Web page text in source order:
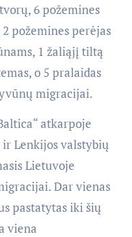
6 požemines
požemines perėjas
1 žaliąjį tiltą
o 5 pralaidas
migracijai.
atkarpoje
Lenkijos valstybių
Lietuvoje
Dar vienas
pastatytas iki šių
viena